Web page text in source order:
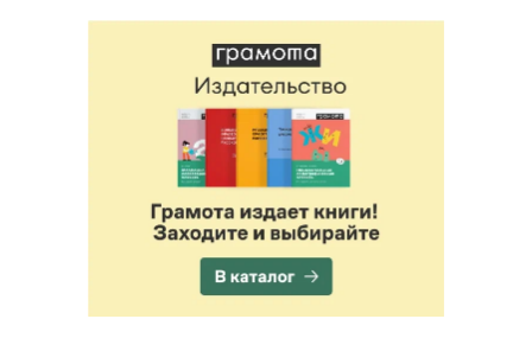
Учебник Грамоты
Правила русского языка: от азов до тонкостей
Интерактивные упражнения: от простого к сложному